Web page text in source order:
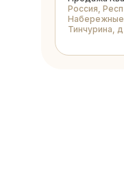
Россия,
Набережные
Тинчурина,